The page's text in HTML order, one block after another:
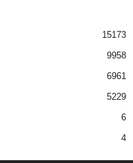
15173
9958
6961
5229
6
4